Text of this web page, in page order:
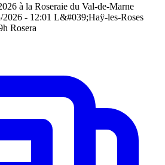
à la Roseraie du Val-de-Marne
- 12:01 L&#039;Haÿ-les-Roses
Rosera